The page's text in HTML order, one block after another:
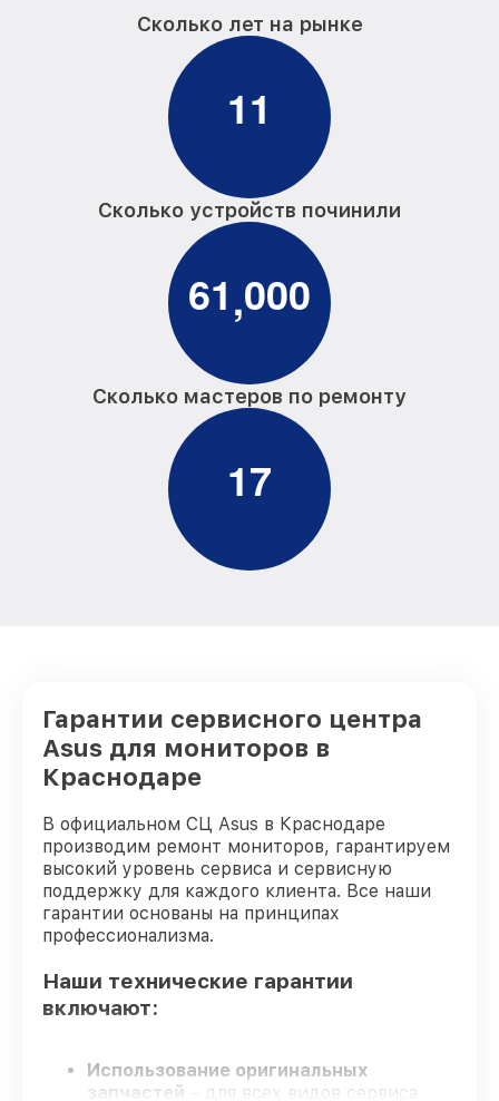
Сколько лет на рынке
11
Сколько устройств починили
61,000
Сколько мастеров по ремонту
17
Гарантии сервисного центра
Asus для мониторов в
Краснодаре
В официальном СЦ Asus в Краснодаре
производим ремонт мониторов, гарантируем
высокий уровень сервиса и сервисную
поддержку для каждого клиента. Все наши
гарантии основаны на принципах
профессионализма.
Наши технические гарантии
включают:
Использование оригинальных
запчастей – для всех видов сервиса